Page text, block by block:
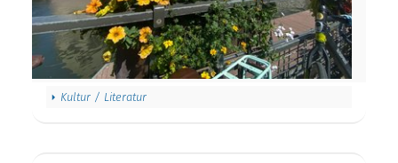
Kultur / Literatur